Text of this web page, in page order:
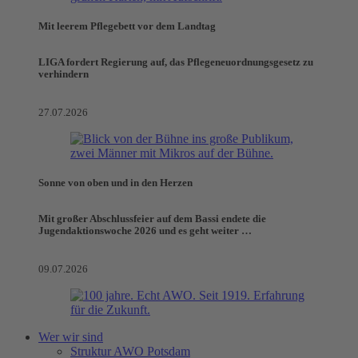
Mit leerem Pflegebett vor dem Landtag
LIGA fordert Regierung auf, das Pflegeneuordnungsgesetz zu
verhindern
27.07.2026
Sonne von oben und in den Herzen
Mit großer Abschlussfeier auf dem Bassi endete die
Jugendaktionswoche 2026 und es geht weiter …
09.07.2026
Wer wir sind
Struktur AWO Potsdam